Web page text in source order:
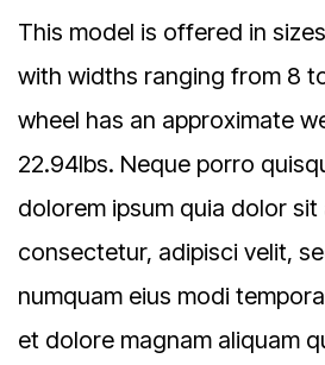
This model is offered in
with widths ranging from 8
wheel has an approximate
22.94lbs. Neque porro
dolorem ipsum quia dolor sit
consectetur, adipisci velit,
numquam eius modi
et dolore magnam aliquam